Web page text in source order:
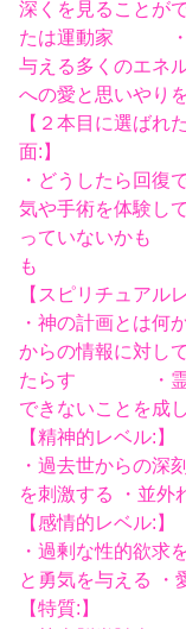
深くを見ることが
たは運動家 ・医
与える多くのエ
への愛と思いやり
【２本目に選ばれ
面:】
・どうしたら
気や手術を体験し
っていないかも
も
【スピリチュアル
・神の計画と
からの情報に対し
たらす ・霊的
できないことを成
【精神的レベル:】
・過去世からの
を刺激する ・並外
【感情的レベル:】
・過剰な性
と勇気を与える ・
【特質:】